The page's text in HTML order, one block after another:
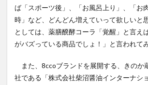
ば「スポーツ後」、「お風呂上り」、「お
時」など、どんどん増えていって欲しいと
としては、薬膳醗酵コーラ「覚醒」と言
がバズっている商品でしょ！」と言われて
また、8ccoブランドを展開する、きのか
社である「株式会社柴沼醤油インターナシ